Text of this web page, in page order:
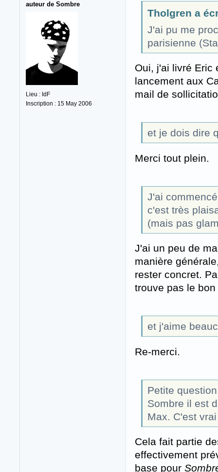
auteur de Sombre
Lieu : IdF
Inscription : 15 May 2006
Tholgren a
J'ai pu me
parisienne
Oui, j'ai livré Eric
lancement aux
mail de
et je dois dire
Merci tout plein.
J'ai
c'est très
(mais pas
J'ai un peu de
manière
rester concret.
trouve pas le
et j'aime
Re-merci.
Petite
Sombre il est
Max. C'est
Cela fait partie
effectivement
base pour